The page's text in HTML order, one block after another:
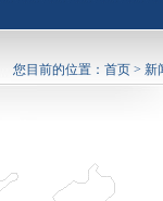
您目前的位置： 首页 > 新